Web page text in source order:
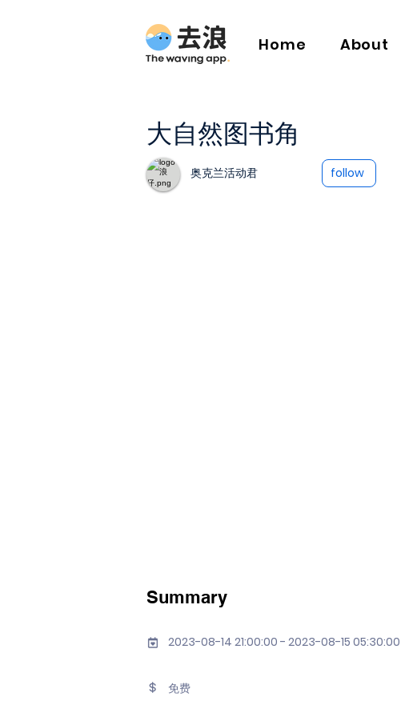
Home About
大自然图书角
奥克兰活动君 follow
Summary
2023-08-14 21:00:00 - 2023-08-15 05:30:00
免费